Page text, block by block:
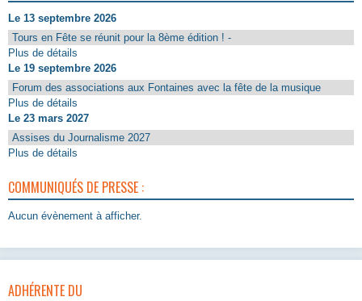
Le 13 septembre 2026
Tours en Fête se réunit pour la 8ème édition ! -
Plus de détails
Le 19 septembre 2026
Forum des associations aux Fontaines avec la fête de la musique
Plus de détails
Le 23 mars 2027
Assises du Journalisme 2027
Plus de détails
COMMUNIQUÉS DE PRESSE :
Aucun évènement à afficher.
ADHÉRENTE DU